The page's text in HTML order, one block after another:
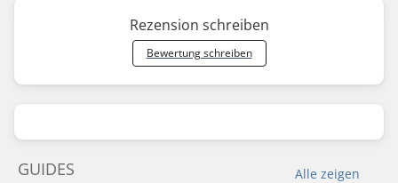
Rezension schreiben
Bewertung schreiben
Alle zeigen
GUIDES